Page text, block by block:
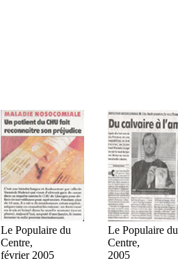
Le Populaire du
Centre,
février 2005
Le Populaire du
Centre,
2005